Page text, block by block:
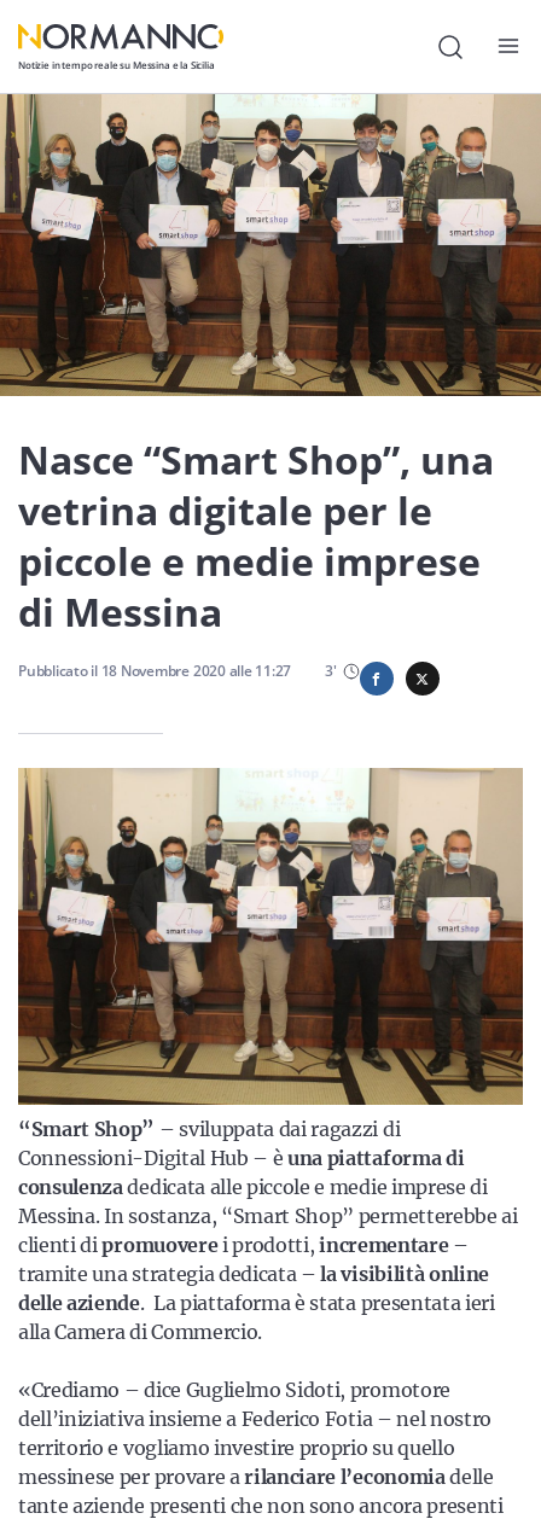
Notizie in tempo reale su Messina e la Sicilia
Attualità
Cronaca
Politica
Cultura
Lavoro
Società
Economia
Sport
Sicilia
Servizi
Resta sempre aggiornato con le ultime news, iscriviti alla
nostra newsletter
Iscriviti
Nasce “Smart Shop”, una
vetrina digitale per le
piccole e medie imprese
di Messina
Pubblicato il 18 Novembre 2020alle11:27 3'
“Smart Shop” – sviluppata dai ragazzi di
Connessioni-Digital Hub – èuna piattaforma di
consulenza dedicata alle piccole e medie imprese di
Messina. In sostanza, “Smart Shop” permetterebbe ai
clienti di promuoverei prodotti, incrementare–
tramite una strategia dedicata – la visibilità online
delle aziende. La piattaforma è stata presentata ieri
alla Camera di Commercio.
«Crediamo – dice Guglielmo Sidoti, promotore
dell’iniziativa insieme a Federico Fotia – nel nostro
territorio e vogliamo investire proprio su quello
messinese per provare arilanciare l’economia delle
tante aziende presenti che non sono ancora presenti